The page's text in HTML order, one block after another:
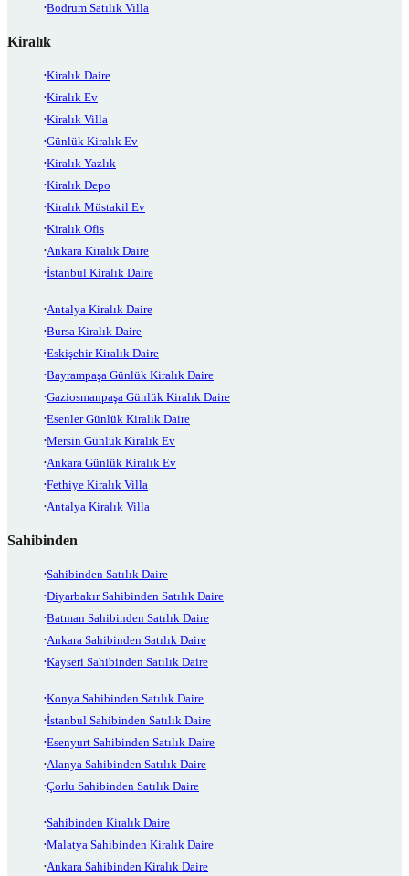
Bodrum Satılık Villa
Kiralık
Kiralık Daire
Kiralık Ev
Kiralık Villa
Günlük Kiralık Ev
Kiralık Yazlık
Kiralık Depo
Kiralık Müstakil Ev
Kiralık Ofis
Ankara Kiralık Daire
İstanbul Kiralık Daire
Antalya Kiralık Daire
Bursa Kiralık Daire
Eskişehir Kiralık Daire
Bayrampaşa Günlük Kiralık Daire
Gaziosmanpaşa Günlük Kiralık Daire
Esenler Günlük Kiralık Daire
Mersin Günlük Kiralık Ev
Ankara Günlük Kiralık Ev
Fethiye Kiralık Villa
Antalya Kiralık Villa
Sahibinden
Sahibinden Satılık Daire
Diyarbakır Sahibinden Satılık Daire
Batman Sahibinden Satılık Daire
Ankara Sahibinden Satılık Daire
Kayseri Sahibinden Satılık Daire
Konya Sahibinden Satılık Daire
İstanbul Sahibinden Satılık Daire
Esenyurt Sahibinden Satılık Daire
Alanya Sahibinden Satılık Daire
Çorlu Sahibinden Satılık Daire
Sahibinden Kiralık Daire
Malatya Sahibinden Kiralık Daire
Ankara Sahibinden Kiralık Daire